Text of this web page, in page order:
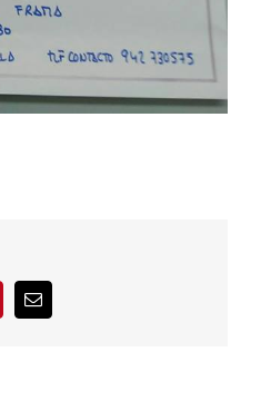
PinterestCorreo
electrónico